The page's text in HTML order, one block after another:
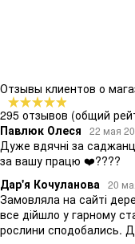
Отзывы клиентов о
295 отзывов (общий
Павлюк Олеся
22 мая
Дуже вдячні за
за вашу працю ❤️????
Дар'я Кочуланова
20
Замовляла на сайті
все дійшло у гарному
рослини сподобались.